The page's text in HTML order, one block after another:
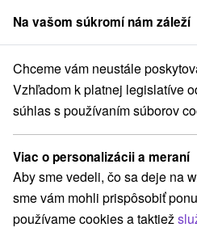
člen skupinySorger
Prešovský kraj Nová Lesná
Apartmán Martino
Nová Lesná
REZERVÁCIA A
Kontaktujte
Na vašom súkromí nám záleží
Chceme vám neustále
Vzhľadom k platnej legislatíve
súhlas s používaním súborov
Viac o personalizácii a meraní
Aby sme vedeli, čo sa deje na
sme vám mohli prispôsobiť
používame cookies a taktiež